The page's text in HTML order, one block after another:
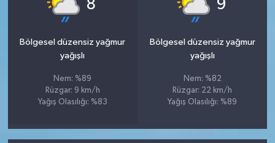
8
Bölgesel düzensiz yağmur
yağışlı
Nem: %89
Rüzgar: 9 km/h
Yağış Olasılığı: %83
9
Bölgesel düzensiz yağmur
yağışlı
Nem: %82
Rüzgar: 22 km/h
Yağış Olasılığı: %89